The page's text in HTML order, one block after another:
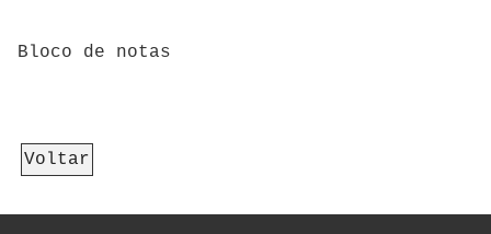
Bloco de notas
Voltar